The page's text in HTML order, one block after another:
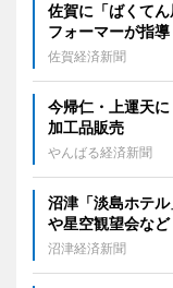
佐賀に「ばくて
フォーマーが指導
佐賀経済新聞
今帰仁・上運天
加工品販売
やんばる経済新聞
沼津「淡島ホテ
や星空観望会など
沼津経済新聞